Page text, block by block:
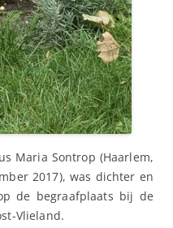
Maria Sontrop (Haarlem,
2017), was dichter en
de begraafplaats bij de
Vlieland.